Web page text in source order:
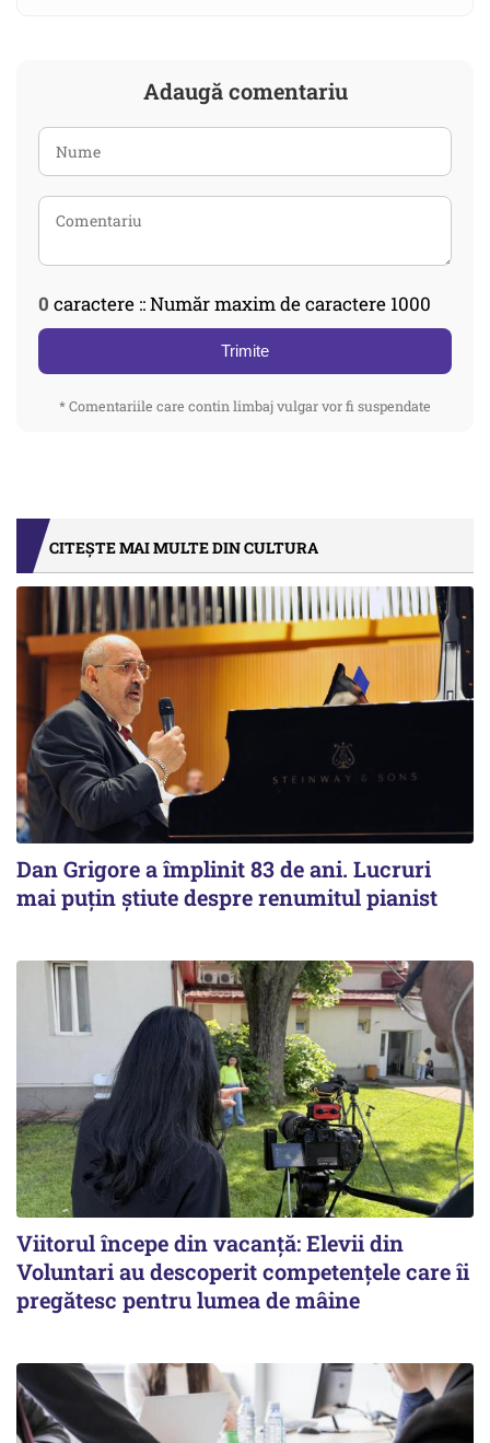
Adaugă comentariu
0 caractere :: Număr maxim de caractere 1000
Trimite
* Comentariile care contin limbaj vulgar vor fi suspendate
CITEȘTE MAI MULTE DIN CULTURA
Dan Grigore a împlinit 83 de ani. Lucruri
mai puțin știute despre renumitul pianist
Viitorul începe din vacanță: Elevii din
Voluntari au descoperit competențele care îi
pregătesc pentru lumea de mâine